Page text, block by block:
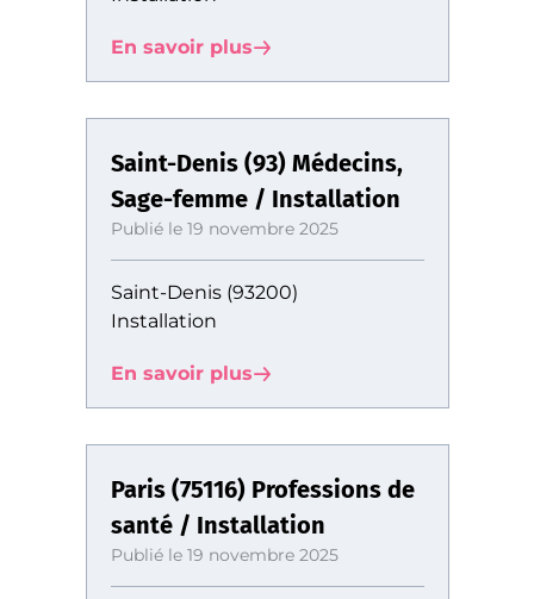
En savoir plus
Saint-Denis (93) Médecins,
Sage-femme / Installation
Publié le 19 novembre 2025
Saint-Denis (93200)
Installation
En savoir plus
Paris (75116) Professions de
santé / Installation
Publié le 19 novembre 2025